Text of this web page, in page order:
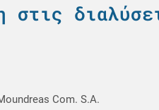
στις
Com. S.A.